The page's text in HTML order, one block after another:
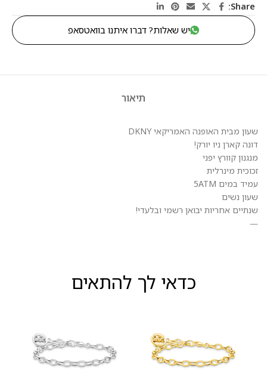
Share:
יש שאלות? דברו איתנו בוואטסאפ
תיאור
שעון מבית האופנה האמריקאי DKNY
דונה קארן ניו יורק!
מנגנון קוורץ יפני
זכוכית מינרלית
עמיד במים 5ATM
שעון נשים
שנתיים אחריות יבואן רשמי ובלעדי!
—
כדאי לך להתאים